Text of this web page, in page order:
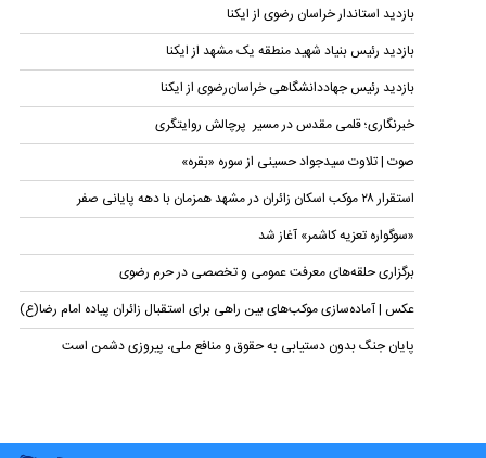
بازدید استاندار خراسان رضوی از ایکنا
بازدید رئیس بنیاد شهید منطقه یک مشهد از ایکنا
بازدید رئیس جهاددانشگاهی خراسان‌رضوی از ایکنا
خبرنگاری؛ قلمی مقدس در مسیر پرچالش روایتگری
صوت | تلاوت سیدجواد حسینی از سوره‌ «بقره»
استقرار ۲۸ موکب اسکان زائران در مشهد همزمان با دهه پایانی صفر
«سوگواره تعزیه کاشمر» آغاز شد
برگزاری حلقه‌های معرفت عمومی و تخصصی در حرم رضوی
عکس | آماده‌سازی موکب‌های بین راهی برای استقبال زائران پیاده امام رضا(ع)
پایان جنگ بدون دستیابی به حقوق و منافع ملی، پیروزی دشمن است